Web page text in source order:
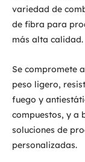
variedad de
de fibra para
más alta calidad.
Se compromete
peso ligero,
fuego y
compuestos, y a
soluciones de
personalizadas.